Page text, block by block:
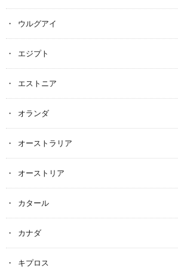
ウルグアイ
エジプト
エストニア
オランダ
オーストラリア
オーストリア
カタール
カナダ
キプロス